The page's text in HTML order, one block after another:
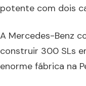
potente com dois
A Mercedes-Benz
construir 300 SLs
enorme fábrica na